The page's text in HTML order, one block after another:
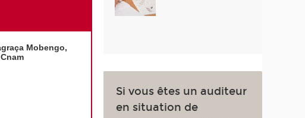
Mobengo,
Si vous êtes un auditeur
en situation de